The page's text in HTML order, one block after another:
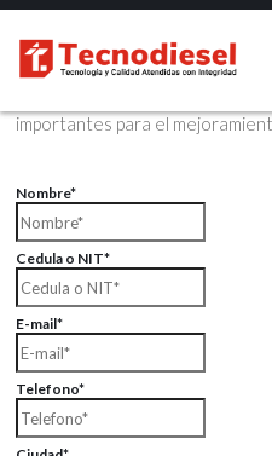
Contáctenos Vía Email
Envíenos sus datos con sus
importantes para el
Nombre*
Cedula o NIT*
E-mail*
Telefono*